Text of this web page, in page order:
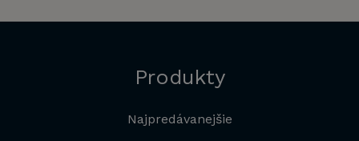
Produkty
Najpredávanejšie